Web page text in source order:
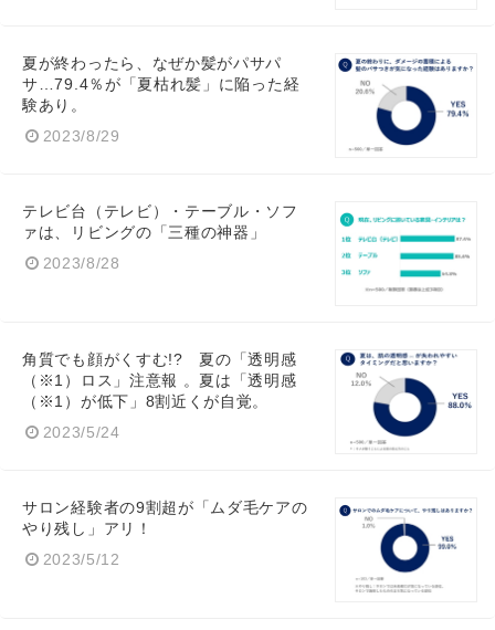
夏が終わったら、なぜか髪がパサパ
サ…79.4％が「夏枯れ髪」に陥った経
験あり。
2023/8/29
テレビ台（テレビ）・テーブル・ソフ
ァは、リビングの「三種の神器」
2023/8/28
角質でも顔がくすむ!? 夏の「透明感
（※1）ロス」注意報 。夏は「透明感
（※1）が低下」8割近くが自覚。
2023/5/24
サロン経験者の9割超が「ムダ毛ケアの
やり残し」アリ！
2023/5/12